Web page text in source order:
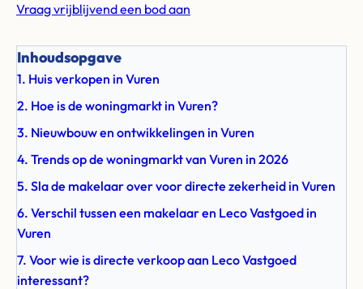
Vraag vrijblijvend een bod aan
Inhoudsopgave
1. Huis verkopen in Vuren
2. Hoe is de woningmarkt in Vuren?
3. Nieuwbouw en ontwikkelingen in Vuren
4. Trends op de woningmarkt van Vuren in 2026
5. Sla de makelaar over voor directe zekerheid in Vuren
6. Verschil tussen een makelaar en Leco Vastgoed in
Vuren
7. Voor wie is directe verkoop aan Leco Vastgoed
interessant?